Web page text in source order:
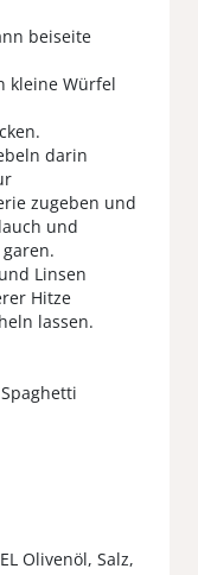
beiseite
kleine Würfel
darin
zugeben und
und
Linsen
Hitze
lassen.
Olivenöl, Salz,